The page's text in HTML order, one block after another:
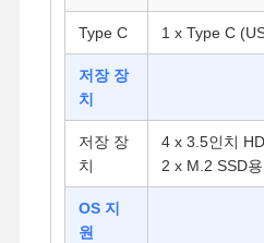
Type C 1 x Type C
저장 장
치
저장 장
치
4 x 3.5인치
2 x M.2 SSD
OS 지
원